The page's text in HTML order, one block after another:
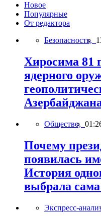
Новое
Популярные
От редактора
Безопасность,
Хиросима 81
ядерного
Общество,
Почему
появилась
История
выбрала
Экспресс-